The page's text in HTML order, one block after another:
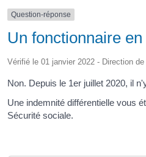
Question-réponse
Un fonctionnaire
Vérifié le 01 janvier 2022 - Direction
Non. Depuis le 1er juillet 2020, il
Une indemnité différentielle vous
Sécurité sociale.